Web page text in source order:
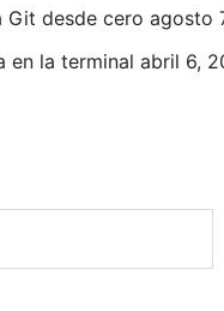
Git desde cero agosto
en la terminal abril 6,